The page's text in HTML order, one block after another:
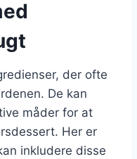
der ofte
De kan
måder for at
Her er
inkludere disse